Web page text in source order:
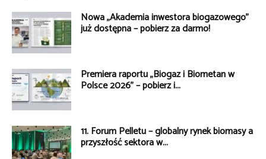
Nowa „Akademia inwestora biogazowego”
już dostępna – pobierz za darmo!
Premiera raportu „Biogaz i Biometan w
Polsce 2026” – pobierz i...
11. Forum Pelletu – globalny rynek biomasy a
przyszłość sektora w...